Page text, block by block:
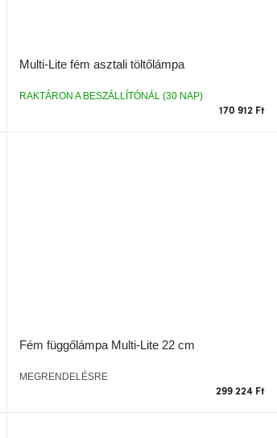
Multi-Lite fém asztali töltőlámpa
RAKTÁRON A BESZÁLLÍTÓNÁL (30 NAP)
170 912 Ft
Fém függőlámpa Multi-Lite 22 cm
MEGRENDELÉSRE
299 224 Ft